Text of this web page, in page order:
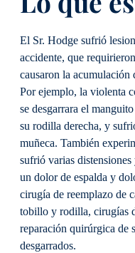
El Sr. Hodge sufrió
accidente, que
causaron la acumulación
Por ejemplo, la violenta
se desgarrara el
su rodilla derecha, y
muñeca. También
sufrió varias
un dolor de espalda y
cirugía de reemplazo de
tobillo y rodilla, cirugías
reparación quirúrgica de
desgarrados.